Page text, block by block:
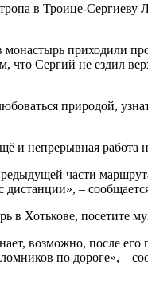
в Троице-Сергиеву
приходили
что Сергий не ездил
природой,
и непрерывная работа
части
–
в Хотькове, посетите
возможно, после
по дороге», –